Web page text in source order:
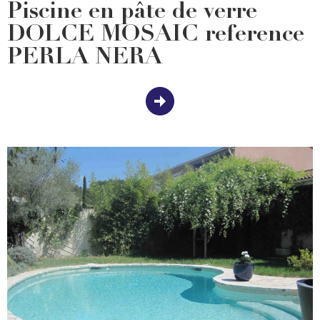
Piscine en pâte de verre
DOLCE MOSAIC reference
PERLA NERA